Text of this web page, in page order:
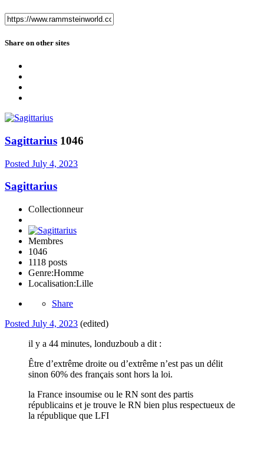
Share on other sites
Sagittarius 1046
Posted July 4, 2023
Sagittarius
Collectionneur
Membres
1046
1118 posts
Genre:Homme
Localisation:Lille
Share
Posted July 4, 2023 (edited)
il y a 44 minutes, londuzboub a dit :
Être d’extrême droite ou d’extrême n’est pas un délit
sinon 60% des français sont hors la loi.
la France insoumise ou le RN sont des partis
républicains et je trouve le RN bien plus respectueux de
la république que LFI